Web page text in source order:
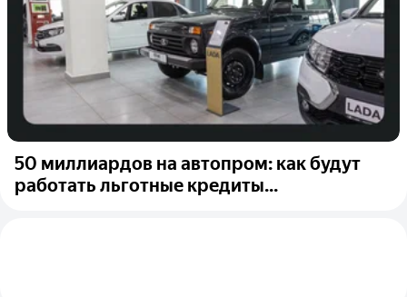
50 миллиардов на автопром: как будут
работать льготные кредиты...